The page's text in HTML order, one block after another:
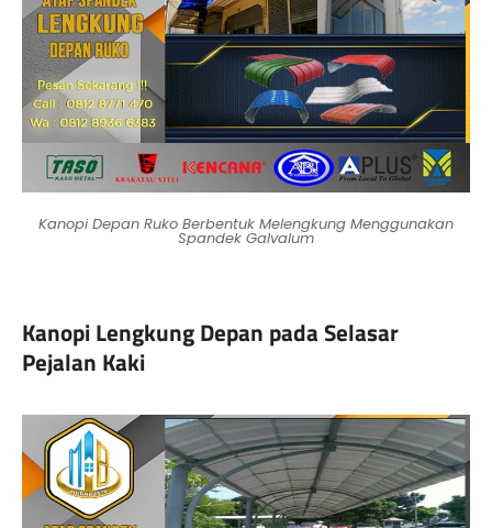
Kanopi Depan Ruko Berbentuk Melengkung Menggunakan
Spandek Galvalum
Kanopi Lengkung Depan pada Selasar
Pejalan Kaki